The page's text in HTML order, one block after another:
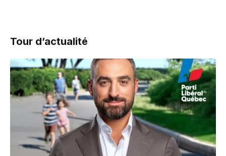
Tour d’actualité